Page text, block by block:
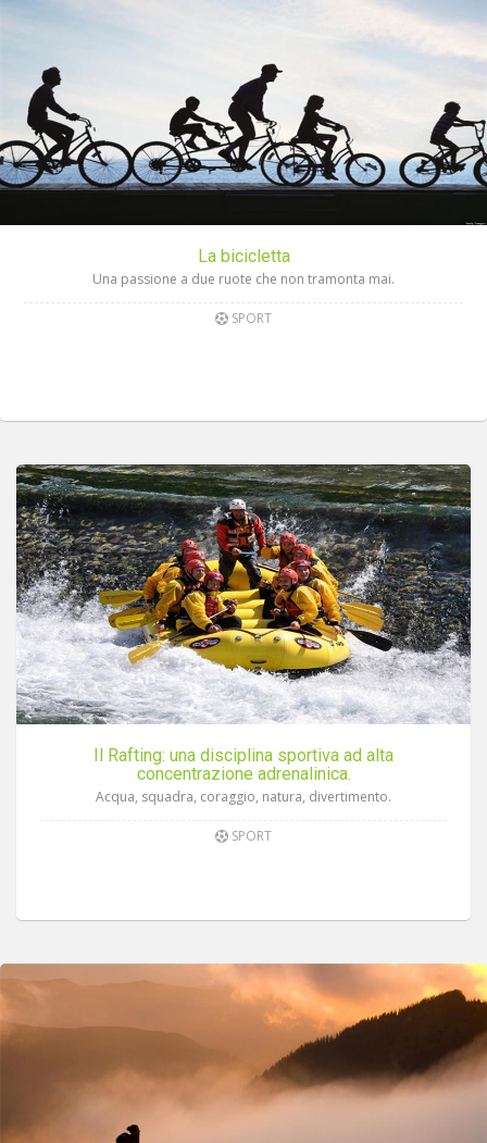
La bicicletta
Una passione a due ruote che non tramonta mai.
SPORT
Il Rafting: una disciplina sportiva ad alta
concentrazione adrenalinica.
Acqua, squadra, coraggio, natura, divertimento.
SPORT